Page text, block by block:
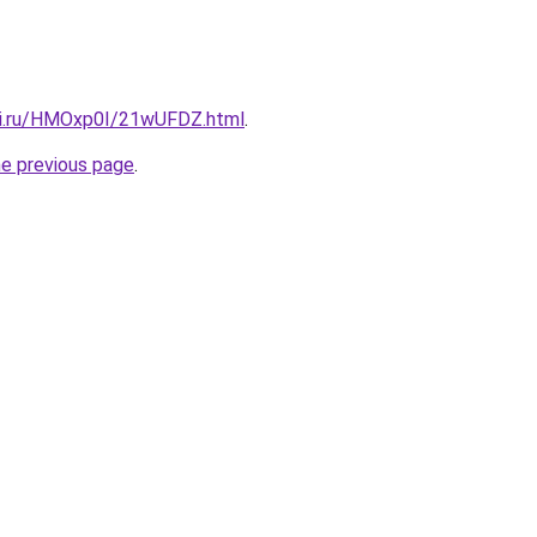
HMOxp0I/21wUFDZ.html.
previous page.